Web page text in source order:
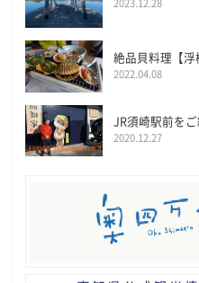
2023.12.28
絶品貝料理【浮
2022.04.08
JR須崎駅前を
2020.12.27